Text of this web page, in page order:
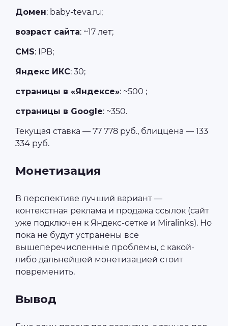
Домен: baby-teva.ru;
возраст сайта: ~17 лет;
CMS: IPB;
Яндекс ИКС: 30;
страницы в «Яндексе»: ~500 ;
страницы в Google: ~350.
Текущая ставка — 77 778 руб., блиццена — 133
334 руб.
Монетизация
В перспективе лучший вариант —
контекстная реклама и продажа ссылок (сайт
уже подключен к Яндекс-сетке и Miralinks). Но
пока не будут устранены все
вышеперечисленные проблемы, с какой-
либо дальнейшей монетизацией стоит
повременить.
Вывод